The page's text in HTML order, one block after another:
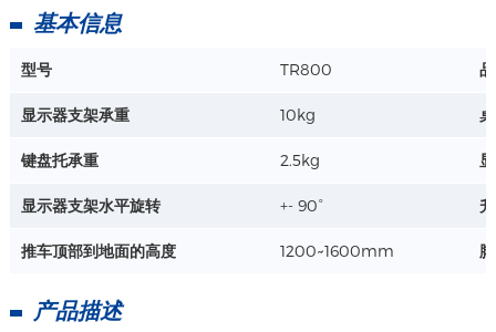
详情+
最大载重：3.5 kg
基本信息
型号 TR800
显示器支架承重 10kg
键盘托承重 2.5kg
显示器支架水平旋转 +- 90°
推车顶部到地面的高度 1200~1600mm
产品描述